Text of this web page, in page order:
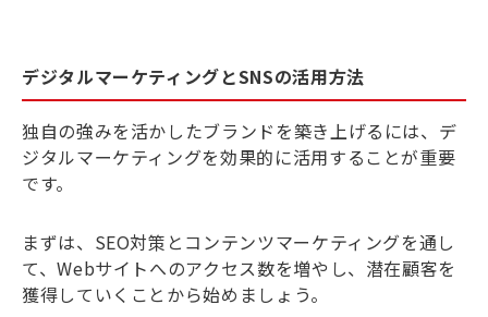
デジタルマーケティングとSNSの活用方法
独自の強みを活かしたブランドを築き上げるには、デ
ジタルマーケティングを効果的に活用することが重要
です。
まずは、SEO対策とコンテンツマーケティングを通し
て、Webサイトへのアクセス数を増やし、潜在顧客を
獲得していくことから始めましょう。